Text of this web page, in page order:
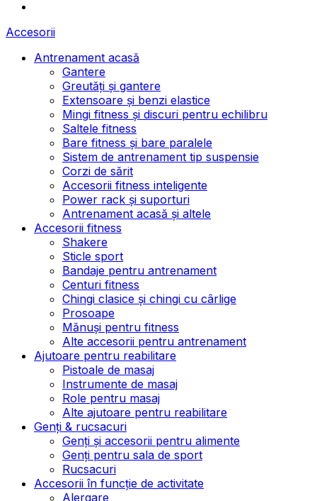
Accesorii
Antrenament acasă
Gantere
Greutăți și gantere
Extensoare și benzi elastice
Mingi fitness și discuri pentru echilibru
Saltele fitness
Bare fitness și bare paralele
Sistem de antrenament tip suspensie
Corzi de sărit
Accesorii fitness inteligente
Power rack și suporturi
Antrenament acasă și altele
Accesorii fitness
Shakere
Sticle sport
Bandaje pentru antrenament
Centuri fitness
Chingi clasice și chingi cu cârlige
Prosoape
Mănuși pentru fitness
Alte accesorii pentru antrenament
Ajutoare pentru reabilitare
Pistoale de masaj
Instrumente de masaj
Role pentru masaj
Alte ajutoare pentru reabilitare
Genți & rucsacuri
Genți și accesorii pentru alimente
Genți pentru sala de sport
Rucsacuri
Accesorii în funcție de activitate
Alergare